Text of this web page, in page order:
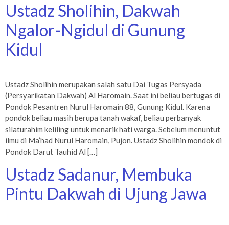
Ustadz Sholihin, Dakwah
Ngalor-Ngidul di Gunung
Kidul
Ustadz Sholihin merupakan salah satu Dai Tugas Persyada
(Persyarikatan Dakwah) Al Haromain. Saat ini beliau bertugas di
Pondok Pesantren Nurul Haromain 88, Gunung Kidul. Karena
pondok beliau masih berupa tanah wakaf, beliau perbanyak
silaturahim keliling untuk menarik hati warga. Sebelum menuntut
ilmu di Ma’had Nurul Haromain, Pujon. Ustadz Sholihin mondok di
Pondok Darut Tauhid Al […]
Ustadz Sadanur, Membuka
Pintu Dakwah di Ujung Jawa